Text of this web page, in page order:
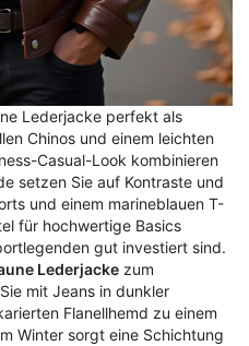
Lederjacke perfekt als
Chinos und einem leichten
Casual-Look kombinieren
setzen Sie auf Kontraste und
und einem marineblauen T-
für hochwertige Basics
gut investiert sind.
Lederjacke zum
mit Jeans in dunkler
Flanellhemd zu einem
Winter sorgt eine Schichtung